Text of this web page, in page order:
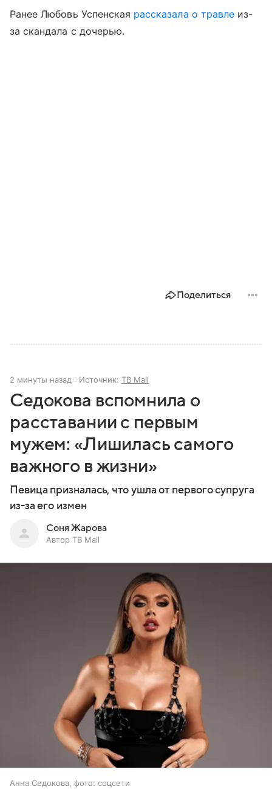
Ранее Любовь Успенская рассказала о травле из-
за скандала с дочерью.
Поделиться
2 минуты назад Источник: ТВ Mail
Седокова вспомнила о
расставании с первым
мужем: «Лишилась самого
важного в жизни»
Певица призналась, что ушла от первого супруга
из-за его измен
Соня Жарова
Автор ТВ Mail
Анна Седокова, фото: соцсети